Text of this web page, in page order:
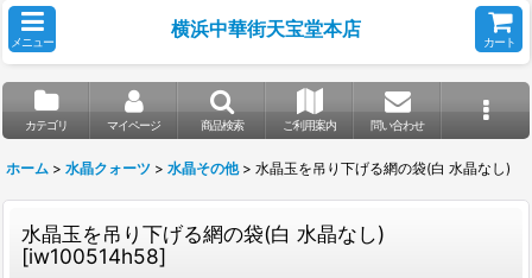
メニュー
横浜中華街天宝堂本店
カート
カテゴリ マイページ 商品検索 ご利用案内 問い合わせ
ホーム > 水晶クォーツ > 水晶その他 > 水晶玉を吊り下げる網の袋(白 水晶なし)
水晶玉を吊り下げる網の袋(白 水晶なし)
[iw100514h58]